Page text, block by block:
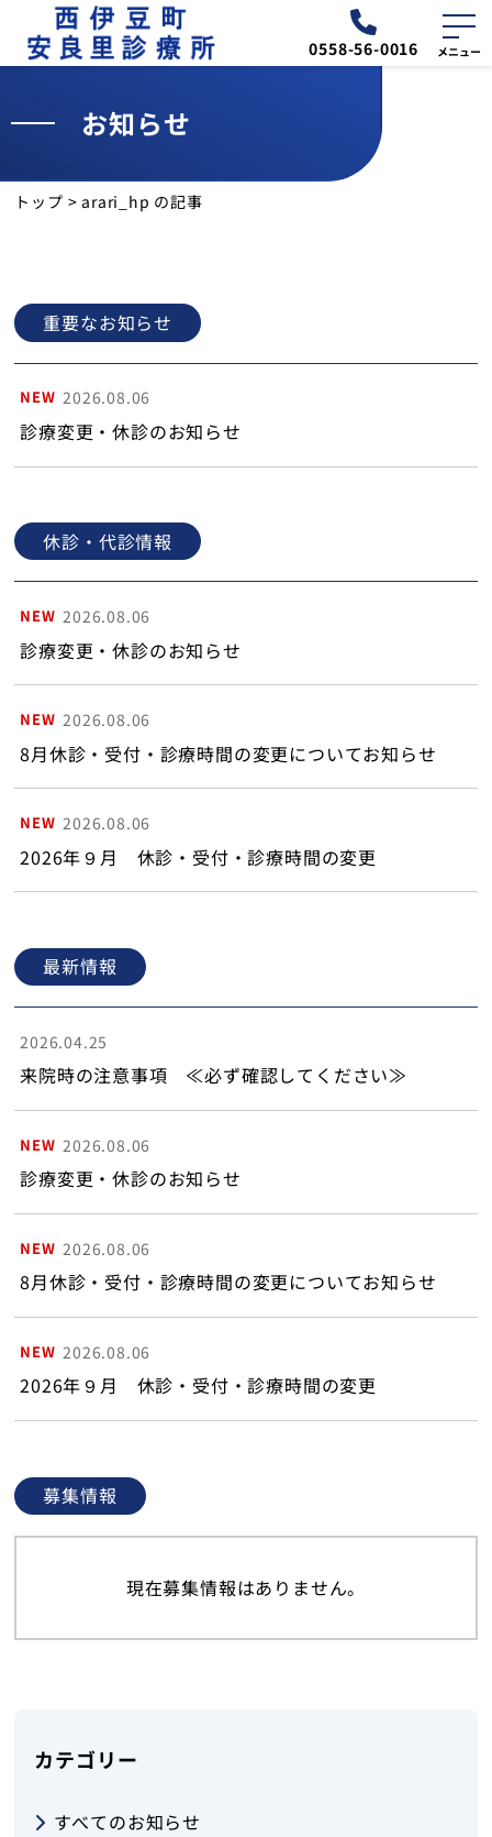
0558-56-0016
診療所について
外来のご案内
健診のご案内
設備のご案内
トップ
お知らせ
トップ >arari_hp の記事
重要なお知らせ
NEW 2026.08.06
診療変更・休診のお知らせ
休診・代診情報
NEW 2026.08.06
診療変更・休診のお知らせ
NEW 2026.08.06
8月休診・受付・診療時間の変更についてお知らせ
NEW 2026.08.06
2026年９月 休診・受付・診療時間の変更
最新情報
2026.04.25
来院時の注意事項 ≪必ず確認してください≫
NEW 2026.08.06
診療変更・休診のお知らせ
NEW 2026.08.06
8月休診・受付・診療時間の変更についてお知らせ
NEW 2026.08.06
2026年９月 休診・受付・診療時間の変更
募集情報
現在募集情報はありません。
カテゴリー
すべてのお知らせ